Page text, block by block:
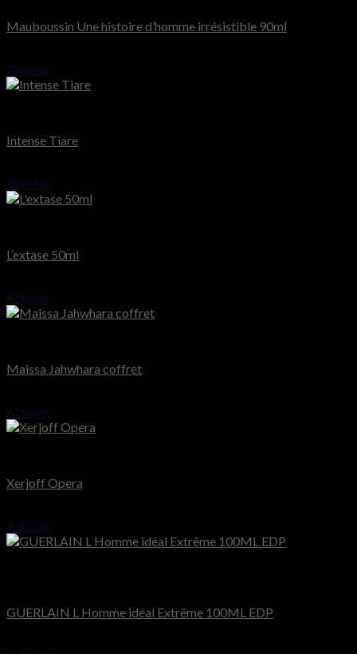
Mauboussin Une histoire d’homme irrésistible 90ml
Acheter
Intense Tiare
Acheter
L’extase 50ml
Acheter
Maissa Jahwhara coffret
Acheter
Xerjoff Opera
Acheter
GUERLAIN L Homme idéal Extrême 100ML EDP